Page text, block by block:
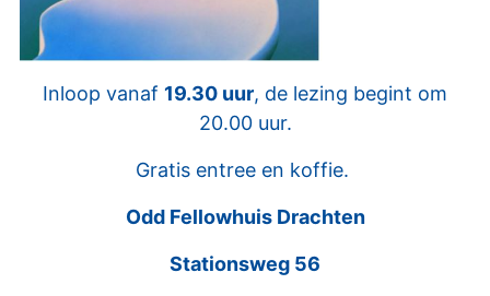
Inloop vanaf 19.30 uur, de lezing begint om
20.00 uur.
Gratis entree en koffie.
Odd Fellowhuis Drachten
Stationsweg 56